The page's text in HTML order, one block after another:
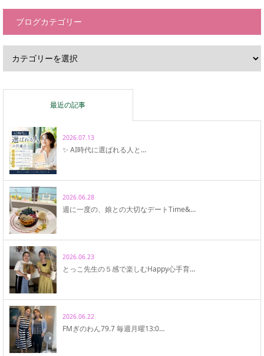
ブログカテゴリー
最近の記事
2026.07.13
✨ AI時代に選ばれる人と…
2026.06.28
週に一度の、娘との大切なデートTime&…
2026.06.23
とっこ先生の５感で楽しむHappy心手育…
2026.06.22
FMぎのわん79.7 毎週月曜13:0…